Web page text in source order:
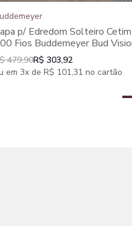
p/ Edredom Solteiro Cetim
Fios Buddemeyer Bud
Colors II 100% Algodão
479,90R$ 303,92
em 3x de R$ 101,31 no cartão